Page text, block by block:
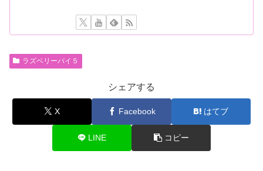
ラズベリーパイ５
シェアする
X Facebook はてブ
LINE コピー